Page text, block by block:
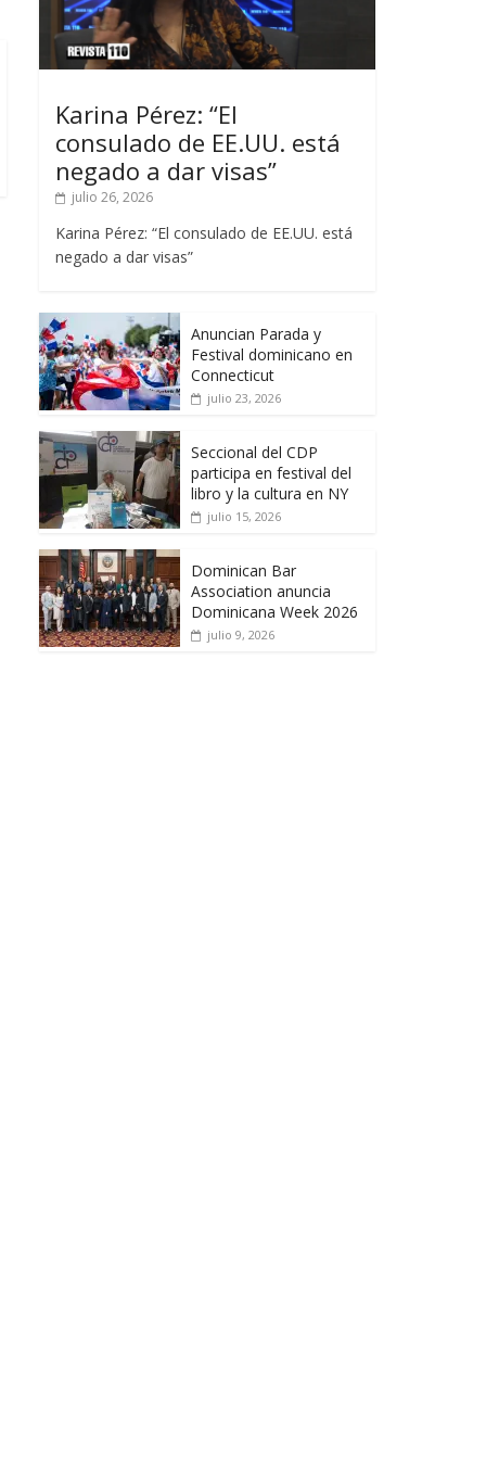
Karina Pérez: “El
consulado de EE.UU. está
negado a dar visas”
julio 26, 2026
Karina Pérez: “El consulado de EE.UU. está
negado a dar visas”
Anuncian Parada y
Festival dominicano en
Connecticut
julio 23, 2026
Seccional del CDP
participa en festival del
libro y la cultura en NY
julio 15, 2026
Dominican Bar
Association anuncia
Dominicana Week 2026
julio 9, 2026